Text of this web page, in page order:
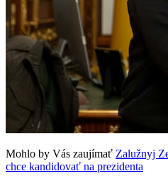
Mohlo by Vás zaujímať Zalužnyj
chce kandidovať na prezidenta